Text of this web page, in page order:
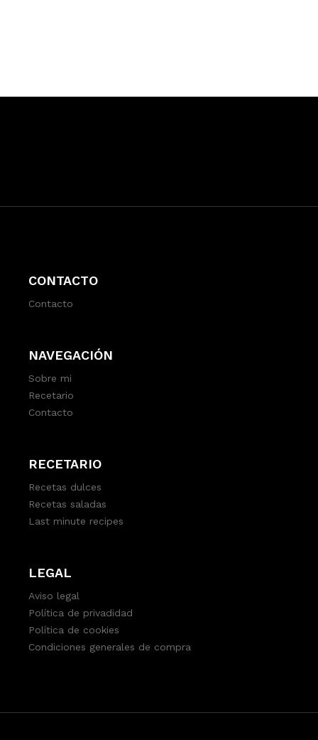
CONTACTO
Contacto
NAVEGACIÓN
Sobre mi
Recetario
Contacto
RECETARIO
Recetas dulces
Recetas saladas
Last minute recipes
LEGAL
Aviso legal
Política de privadidad
Política de cookies
Condiciones generales de compra